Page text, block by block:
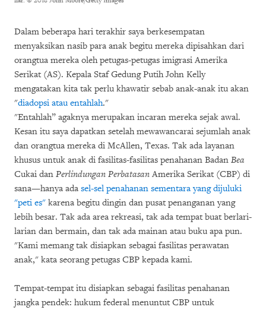
Dalam beberapa hari terakhir saya berkesempatan
menyaksikan nasib para anak begitu mereka dipisahkan dari
orangtua mereka oleh petugas-petugas imigrasi Amerika
Serikat (AS). Kepala Staf Gedung Putih John Kelly
mengatakan kita tak perlu khawatir sebab anak-anak itu akan
"diadopsi atau entahlah."
"Entahlah” agaknya merupakan incaran mereka sejak awal.
Kesan itu saya dapatkan setelah mewawancarai sejumlah anak
dan orangtua mereka di McAllen, Texas. Tak ada layanan
khusus untuk anak di fasilitas-fasilitas penahanan Badan Bea
Cukai dan Perlindungan PerbatasanAmerika Serikat (CBP) di
sana—hanya ada sel-sel penahanan sementara yang dijuluki
"peti es" karena begitu dingin dan pusat penanganan yang
lebih besar. Tak ada area rekreasi, tak ada tempat buat berlari-
larian dan bermain, dan tak ada mainan atau buku apa pun.
"Kami memang tak disiapkan sebagai fasilitas perawatan
anak," kata seorang petugas CBP kepada kami.
Tempat-tempat itu disiapkan sebagai fasilitas penahanan
jangka pendek: hukum federal menuntut CBP untuk